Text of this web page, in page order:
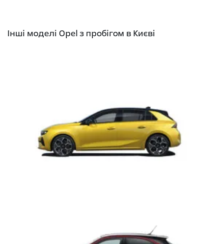
Інші моделі Opel з пробігом в Києві